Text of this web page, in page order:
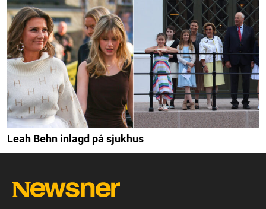
Leah Behn inlagd på sjukhus